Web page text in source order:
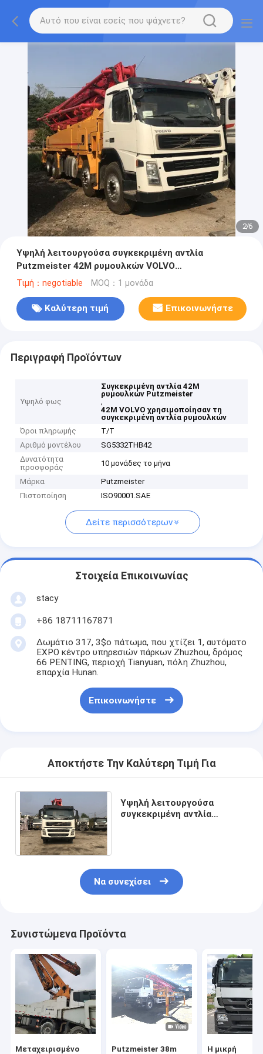
2/6
Υψηλή λειτουργούσα συγκεκριμένη αντλία
Putzmeister 42M ρυμουλκών VOLVO
χρησιμοποιούμενη
Τιμή：negotiable MOQ：1 μονάδα
Καλύτερη τιμή Επικοινωνήστε
Περιγραφή Προϊόντων
Υψηλό φως
Συγκεκριμένη αντλία 42M
ρυμουλκών Putzmeister
,
42M VOLVO χρησιμοποίησαν τη
συγκεκριμένη αντλία ρυμουλκών
Όροι πληρωμής
T/T
Αριθμό μοντέλου
SG5332THB42
Δυνατότητα
προσφοράς
10 μονάδες το μήνα
Μάρκα
Putzmeister
Πιστοποίηση
ISO90001.SAE
Δείτε περισσότερων
Στοιχεία Επικοινωνίας
stacy
+86 18711167871
Δωμάτιο 317, 3$ο πάτωμα, που χτίζει 1, αυτόματο
EXPO κέντρο υπηρεσιών πάρκων Zhuzhou, δρόμος
66 PENTING, περιοχή Tianyuan, πόλη Zhuzhou,
επαρχία Hunan.
Επικοινωνήστε
Αποκτήστε Την Καλύτερη Τιμή Για
Υψηλή λειτουργούσα
συγκεκριμένη αντλία
Να συνεχίσει
Συνιστώμενα Προϊόντα
Μεταχειρισμένο
Putzmeister 38m
Η μικρή